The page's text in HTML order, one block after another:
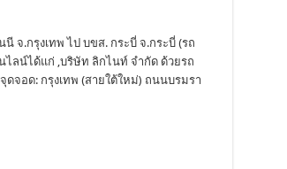
จ.กรุงเทพ ไป บขส. กระบี่ จ.กระบี่ (รถ
ไลน์ได้แก่ ,บริษัท ลิกไนท์ จำกัด ด้วยรถ
ดจอด: กรุงเทพ (สายใต้ใหม่) ถนนบรมรา